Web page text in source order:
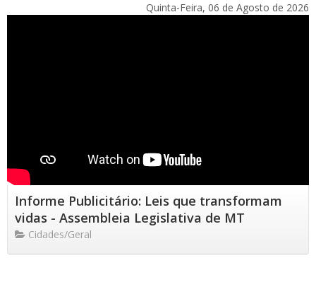
Quinta-Feira, 06 de Agosto de 2026
Informe Publicitário: Leis que transformam
vidas - Assembleia Legislativa de MT
Cidades/Geral